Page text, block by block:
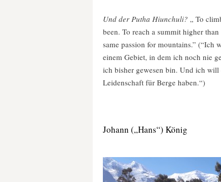
Und der Putha Hiunchuli? „ To
been. To reach a summit higher
same passion for mountains.” (“Ich
einem Gebiet, in dem ich noch nie
ich bisher gewesen bin. Und ich
Leidenschaft für Berge haben.“)
Johann („Hans“) König